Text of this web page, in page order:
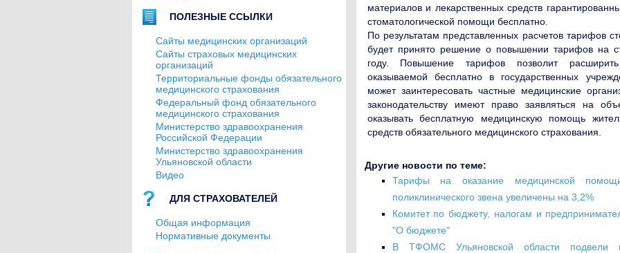
ПОЛЕЗНЫЕ ССЫЛКИ
Сайты медицинских организаций
Сайты страховых медицинских
организаций
Территориальные фонды обязательного
медицинского страхования
Федеральный фонд обязательного
медицинского страхования
Министерство здравоохранения
Российской Федерации
Министерство здравоохранения
Ульяновской области
Видео
ДЛЯ СТРАХОВАТЕЛЕЙ
Общая информация
Нормативные документы
материалов и лекарственных средств
стоматологической помощи бесплатно.
По результатам представленных расчетов тарифов
будет принято решение о повышении тарифов на
году. Повышение тарифов позволит
оказываемой бесплатно в государственных
может заинтересовать частные медицинские
законодательству имеют право заявляться на
оказывать бесплатную медицинскую помощь
средств обязательного медицинского страхования.
Другие новости по теме:
Тарифы на оказание медицинской
поликлинического звена увеличены на 3,2%
Комитет по бюджету, налогам и
"О бюджете"
В ТФОМС Ульяновской области подвели